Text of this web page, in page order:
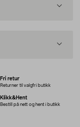
Fri retur
Returner til valgfri butikk
Klikk&Hent
Bestill på nett og hent i butikk